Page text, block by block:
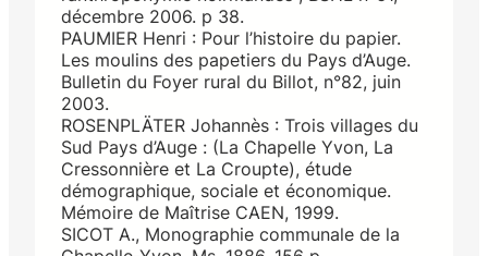
décembre 2006. p 38.
PAUMIER Henri : Pour l’histoire du papier.
Les moulins des papetiers du Pays d’Auge.
Bulletin du Foyer rural du Billot, n°82, juin
2003.
ROSENPLÄTER Johannès : Trois villages du
Sud Pays d’Auge : (La Chapelle Yvon, La
Cressonnière et La Croupte), étude
démographique, sociale et économique.
Mémoire de Maîtrise CAEN, 1999.
SICOT A., Monographie communale de la